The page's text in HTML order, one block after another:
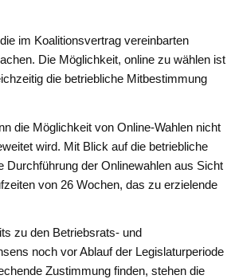
im Koalitionsvertrag vereinbarten
Die Möglichkeit, online zu wählen ist
die betriebliche Mitbestimmung
die Möglichkeit von Online-Wahlen nicht
wird. Mit Blick auf die betriebliche
Durchführung der Onlinewahlen aus Sicht
von 26 Wochen, das zu erzielende
zu den Betriebsrats- und
noch vor Ablauf der Legislaturperiode
Zustimmung finden, stehen die